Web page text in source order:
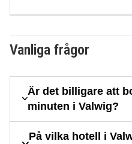
Vanliga frågor
Är det billigare att
minuten i Valwig?
På vilka hotell i